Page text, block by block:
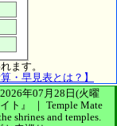
ます。
・早見表とは？】
年07月28日(火曜
イト』 ｜ Temple Mate
shrines and temples.